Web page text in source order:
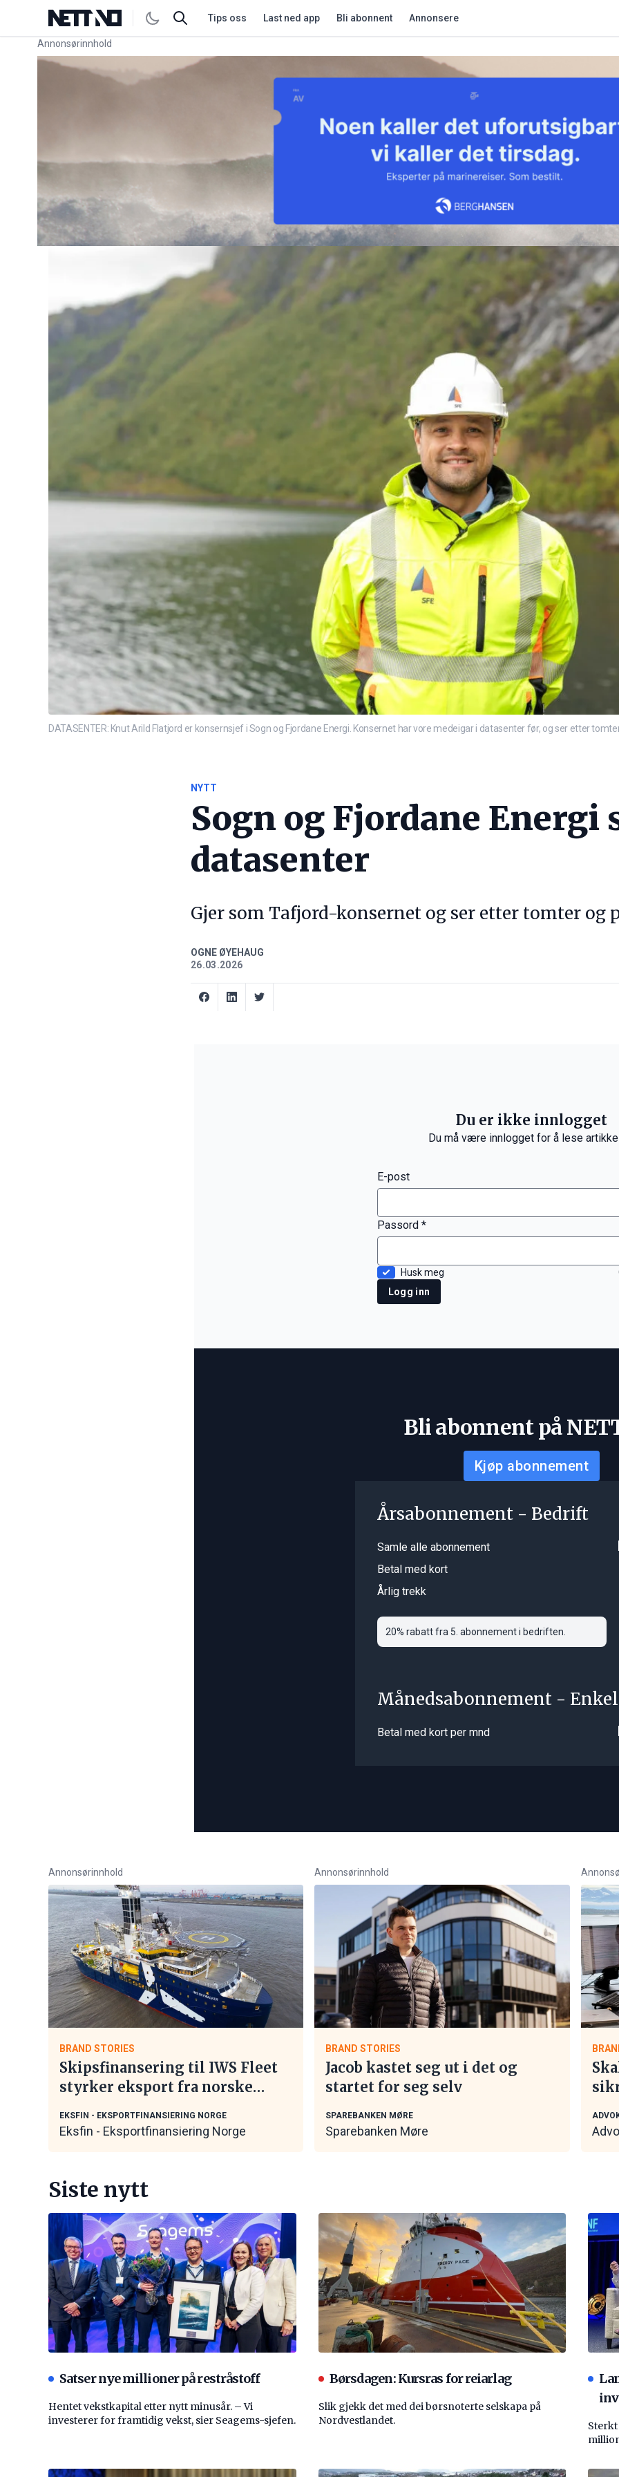
Tips oss Last ned app Bli abonnent Annonsere
Annonsørinnhold
Link for annonse
DATASENTER: Knut Arild Flatjord er konsernsjef i Sogn og Fjordane Energi. Konsernet har vore medeigar i datasenter før, og ser etter
NYTT
Sogn og Fjordane Energi
datasenter
Gjer som Tafjord-konsernet og ser etter tomter og
OGNE ØYEHAUG
26.03.2026
Du er ikke innlogget
Du må være innlogget for å lese
E-post
Passord *
Husk meg
Logg inn
Bli abonnent på
Kjøp abonnement
Årsabonnement - Bedrift
Samle alle abonnement
Betal med kort
Årlig trekk
20% rabatt fra 5. abonnement i bedriften.
Månedsabonnement -
Betal med kort per mnd
Annonsørinnhold
BRAND STORIES
Skipsfinansering til IWS Fleet
styrker eksport fra norske
EKSFIN - EKSPORTFINANSIERING NORGE
Eksfin - Eksportfinansiering Norge
Annonsørinnhold
BRAND STORIES
Jacob kastet seg ut i det og
startet for seg selv
SPAREBANKEN MØRE
Sparebanken Møre
Siste nytt
Satser nye millioner på restråstoff
Hentet vekstkapital etter nytt minusår. – Vi
investerer for framtidig vekst, sier Seagems-sjefen.
Børsdagen: Kursras for reiarlag
Slik gjekk det med dei børsnoterte selskapa på
Nordvestlandet.